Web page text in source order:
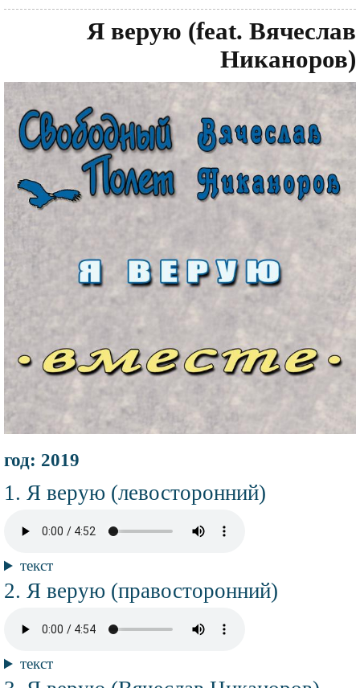
Я верую (feat. Вячеслав
Никаноров)
Обложка
диска
изображения
Информация
об
альбоме
год: 2019
Композиции
Название
композиции
Я верую (левосторонний)
файл
Текст
композиции
текст
Название
композиции
Я верую (правосторонний)
файл
Текст
композиции
текст